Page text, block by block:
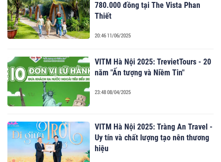
780.000 đồng tại The Vista Phan
Thiết
20:46 11/06/2025
VITM Hà Nội 2025: TrevietTours - 20
năm "Ấn tượng và Niềm Tin"
23:48 08/04/2025
VITM Hà Nội 2025: Tràng An Travel -
Uy tín và chất lượng tạo nên thương
hiệu